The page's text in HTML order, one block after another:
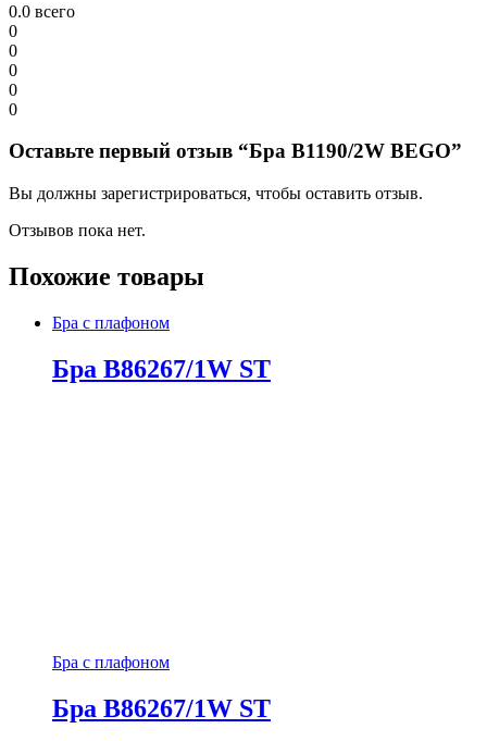
0.0 всего
0
0
0
0
0
Оставьте первый отзыв “Бра B1190/2W BEGO”
Вы должны зарегистрироваться, чтобы оставить отзыв.
Отзывов пока нет.
Похожие товары
Бра с плафоном
Бра B86267/1W ST
Бра с плафоном
Бра B86267/1W ST